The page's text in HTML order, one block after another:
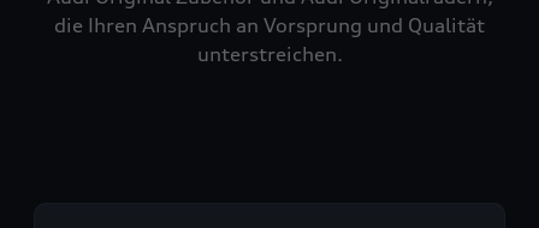
die Ihren Anspruch an Vorsprung und Qualität
unterstreichen.